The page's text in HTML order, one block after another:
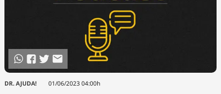
DR. AJUDA! 01/06/2023 04:00h